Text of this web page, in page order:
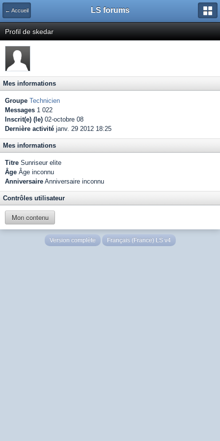
← Accueil LS forums
Profil de skedar
Mes informations
Groupe Technicien
Messages 1 022
Inscrit(e) (le) 02-octobre 08
Dernière activité janv. 29 2012 18:25
Mes informations
Titre Sunriseur elite
Âge Âge inconnu
Anniversaire Anniversaire inconnu
Contrôles utilisateur
Mon contenu
Version complète Français (France) LS v4